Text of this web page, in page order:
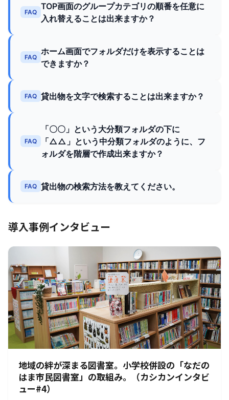
FAQ
TOP画面のグループカテゴリの順番を任意に
入れ替えることは出来ますか？
FAQ
ホーム画面でフォルダだけを表示することは
できますか？
FAQ 貸出物を文字で検索することは出来ますか？
FAQ
「〇〇」という大分類フォルダの下に
「△△」という中分類フォルダのように、フ
ォルダを階層で作成出来ますか？
FAQ 貸出物の検索方法を教えてください。
導入事例インタビュー
地域の絆が深まる図書室。小学校併設の「なだの
はま市民図書室」の取組み。（カシカンインタビ
ュー#4）